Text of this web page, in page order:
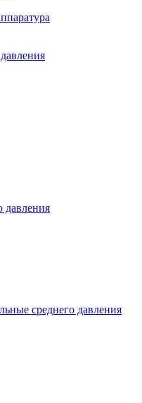
давления
среднего давления